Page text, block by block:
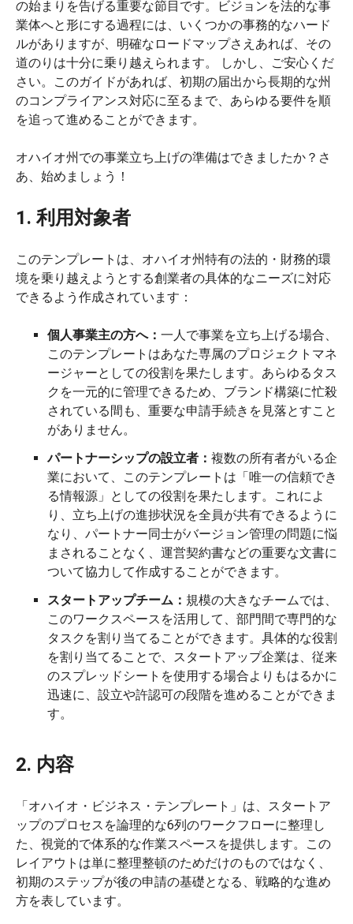
の始まりを告げる重要な節目です。ビジョンを法的な事
業体へと形にする過程には、いくつかの事務的なハード
ルがありますが、明確なロードマップさえあれば、その
道のりは十分に乗り越えられます。 しかし、ご安心くだ
さい。このガイドがあれば、初期の届出から長期的な州
のコンプライアンス対応に至るまで、あらゆる要件を順
を追って進めることができます。
オハイオ州での事業立ち上げの準備はできましたか？さ
あ、始めましょう！
1. 利用対象者
このテンプレートは、オハイオ州特有の法的・財務的環
境を乗り越えようとする創業者の具体的なニーズに対応
できるよう作成されています：
個人事業主の方へ： 一人で事業を立ち上げる場合、
このテンプレートはあなた専属のプロジェクトマネ
ージャーとしての役割を果たします。あらゆるタス
クを一元的に管理できるため、ブランド構築に忙殺
されている間も、重要な申請手続きを見落とすこと
がありません。
パートナーシップの設立者： 複数の所有者がいる企
業において、このテンプレートは「唯一の信頼でき
る情報源」としての役割を果たします。これによ
り、立ち上げの進捗状況を全員が共有できるように
なり、パートナー同士がバージョン管理の問題に悩
まされることなく、運営契約書などの重要な文書に
ついて協力して作成することができます。
スタートアップチーム： 規模の大きなチームでは、
このワークスペースを活用して、部門間で専門的な
タスクを割り当てることができます。具体的な役割
を割り当てることで、スタートアップ企業は、従来
のスプレッドシートを使用する場合よりもはるかに
迅速に、設立や許認可の段階を進めることができま
す。
2. 内容
「オハイオ・ビジネス・テンプレート」は、スタートア
ップのプロセスを論理的な6列のワークフローに整理し
た、視覚的で体系的な作業スペースを提供します。この
レイアウトは単に整理整頓のためだけのものではなく、
初期のステップが後の申請の基礎となる、戦略的な進め
方を表しています。